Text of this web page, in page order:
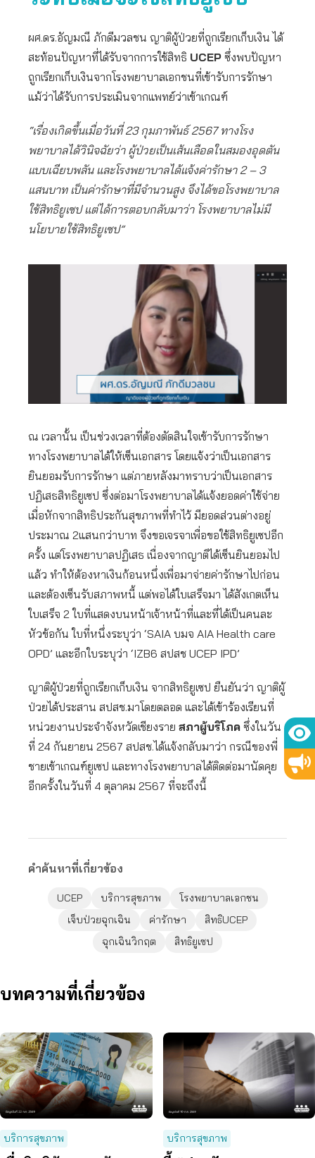
ผศ.ดร.อัญมณี ภักดีมวลชน ญาติผู้ป่วยที่ถูกเรียกเก็บเงิน ได้
สะท้อนปัญหาที่ได้รับจากการใช้สิทธิ UCEP ซึ่งพบปัญหา
ถูกเรียกเก็บเงินจากโรงพยาบาลเอกชนที่เข้ารับการรักษา
แม้ว่าได้รับการประเมินจากแพทย์ว่าเข้าเกณฑ์
“เรื่องเกิดขึ้นเมื่อวันที่ 23 กุมภาพันธ์ 2567 ทางโรง
พยาบาลได้วินิจฉัยว่า ผู้ป่วยเป็นเส้นเลือดในสมองอุดตัน
แบบเฉียบพลัน และโรงพยาบาลได้แจ้งค่ารักษา 2 – 3
แสนบาท เป็นค่ารักษาที่มีจำนวนสูง จึงได้ขอโรงพยาบาล
ใช้สิทธิยูเซป แต่ได้การตอบกลับมาว่า โรงพยาบาลไม่มี
นโยบายใช้สิทธิยูเซป”
ณ เวลานั้น เป็นช่วงเวลาที่ต้องตัดสินใจเข้ารับการรักษา
ทางโรงพยาบาลได้ให้เซ็นเอกสาร โดยแจ้งว่าเป็นเอกสาร
ยินยอมรับการรักษา แต่ภายหลังมาทราบว่าเป็นเอกสาร
ปฏิเสธสิทธิยูเซป ซึ่งต่อมาโรงพยาบาลได้แจ้งยอดค่าใช้จ่าย
เมื่อหักจากสิทธิประกันสุขภาพที่ทำไว้ มียอดส่วนต่างอยู่
ประมาณ 2แสนกว่าบาท จึงขอเจรจาเพื่อขอใช้สิทธิยูเซปอีก
ครั้ง แต่โรงพยาบาลปฏิเสธ เนื่องจากญาติได้เซ็นยินยอมไป
แล้ว ทำให้ต้องหาเงินก้อนหนึ่งเพื่อมาจ่ายค่ารักษาไปก่อน
และต้องเซ็นรับสภาพหนี้ แต่พอได้ใบเสร็จมา ได้สังเกตเห็น
ใบเสร็จ 2 ใบที่แสดงบนหน้าเจ้าหน้าที่และที่ได้เป็นคนละ
หัวข้อกัน ใบที่หนึ่งระบุว่า ‘SAIA บมจ AIA Health care
OPD’ และอีกใบระบุว่า ‘IZB6 สปสช UCEP IPD’
ญาติผู้ป่วยที่ถูกเรียกเก็บเงิน จากสิทธิยูเซป ยืนยันว่า ญาติผู้
ป่วยได้ประสาน สปสช.มาโดยตลอด และได้เข้าร้องเรียนที่
หน่วยงานประจำจังหวัดเชียงราย สภาผู้บริโภค ซึ่งในวัน
ที่ 24 กันยายน 2567 สปสช.ได้แจ้งกลับมาว่า กรณีของพี่
ชายเข้าเกณฑ์ยูเซป และทางโรงพยาบาลได้ติดต่อมานัดคุย
อีกครั้งในวันที่ 4 ตุลาคม 2567 ที่จะถึงนี้
คำค้นหาที่เกี่ยวข้อง
UCEP บริการสุขภาพ
โรงพยาบาลเอกชน
เจ็บป่วยฉุกเฉิน
ค่ารักษา
สิทธิUCEP
ฉุกเฉินวิกฤต
สิทธิยูเซป
บทความที่เกี่ยวข้อง
บริการสุขภาพ บริการสุขภาพ